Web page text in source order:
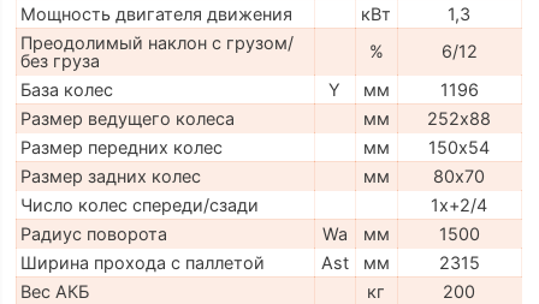
Мощность двигателя движения
кВт
1,3
Преодолимый наклон с грузом/
без груза
%
6/12
База колес
Y мм
1196
Размер ведущего колеса
мм
252х88
Размер передних колес
мм
150х54
Размер задних колес
мм
80х70
Число колес спереди/сзади
1x+2/4
Радиус поворота
Wa мм
1500
Ширина прохода с паллетой
Ast мм
2315
Вес АКБ
кг 200